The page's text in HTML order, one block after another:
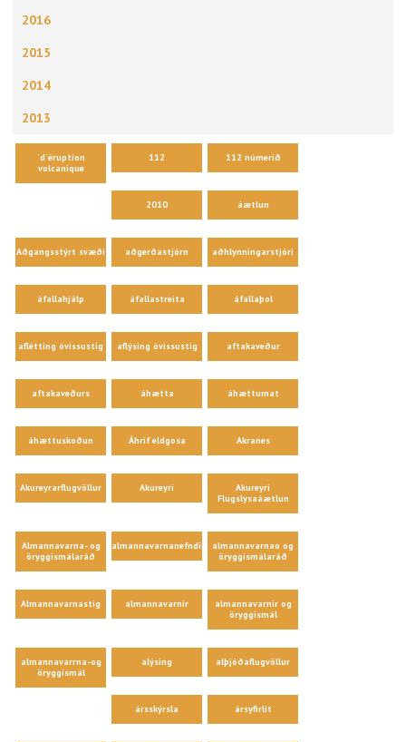
2016
2015
2014
2013
´d´éruption
volcanique
112 112 númerið
2010 áætlun
Aðgangsstýrt svæði aðgerðastjórn aðhlynningarstjóri
áfallahjálp áfallastreita áfallaþol
aflétting óvissustig aflýsing óvissustig aftakaveður
aftakaveðurs áhætta áhættumat
áhættuskoðun Áhrif eldgosa Akranes
Akureyrarflugvöllur Akureyri
Akureyri
Flugslysaáætlun
Almannavarna- og
öryggismálaráð
almannavarnanefndir
almannavarnao og
öryggismálaráð
Almannavarnastig almannavarnir
almannavarnir og
öryggismál
almannavarrna-og
öryggismál
alýsing alþjóðaflugvöllur
ársskýrsla ársyfirlit